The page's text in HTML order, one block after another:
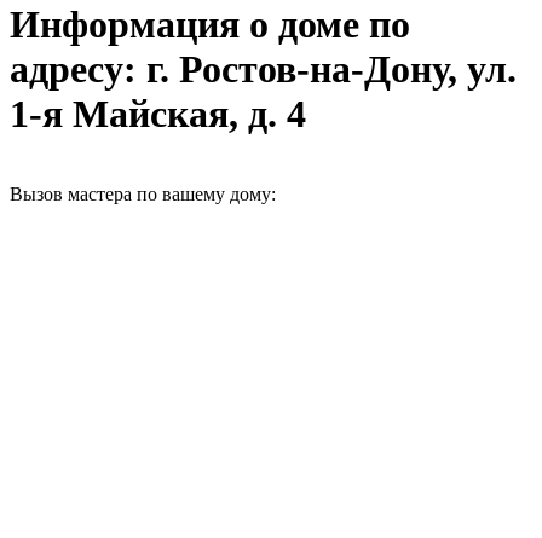
Информация о доме по
адресу: г. Ростов-на-Дону, ул.
1-я Майская, д. 4
Вызов мастера по вашему дому: